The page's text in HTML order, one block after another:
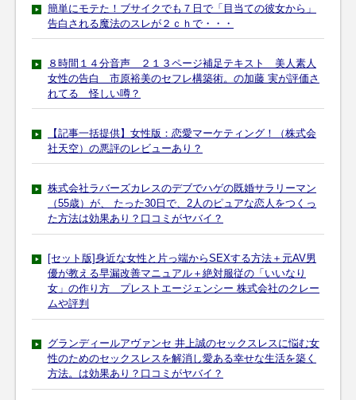
簡単にモテた！ブサイクでも７日で「目当ての彼女から」
告白される魔法のスレが２ｃｈで・・・
８時間１４分音声 ２１３ページ補足テキスト 美人素人
女性の告白 市原裕美のセフレ構築術。の加藤 実が評価さ
れてる 怪しい噂？
【記事一括提供】女性版：恋愛マーケティング！（株式会
社天空）の悪評のレビューあり？
株式会社ラバーズカレスのデブでハゲの既婚サラリーマン
（55歳）が、 たった30日で、2人のピュアな恋人をつくっ
た方法は効果あり？口コミがヤバイ？
[セット版]身近な女性と片っ端からSEXする方法＋元AV男
優が教える早漏改善マニュアル＋絶対服従の「いいなり
女」の作り方 プレストエージェンシー 株式会社のクレー
ムや評判
グランディールアヴァンセ 井上誠のセックスレスに悩む女
性のためのセックスレスを解消し愛ある幸せな生活を築く
方法。は効果あり？口コミがヤバイ？